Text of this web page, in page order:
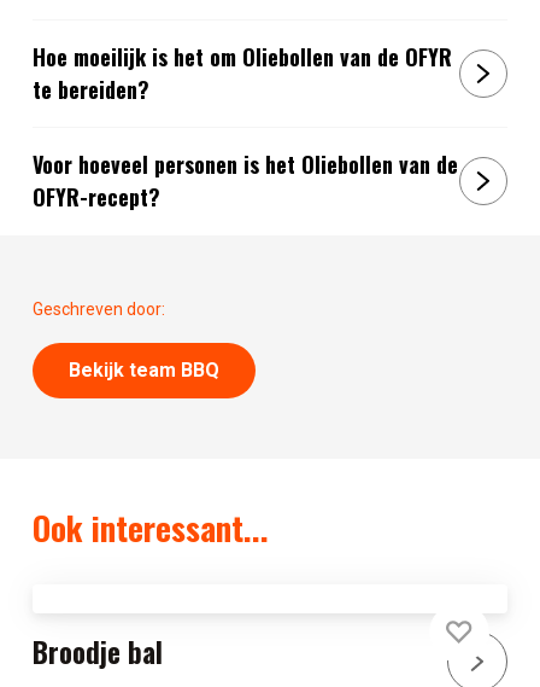
Hoe moeilijk is het om Oliebollen van de OFYR
te bereiden?
Voor hoeveel personen is het Oliebollen van de
OFYR-recept?
Geschreven door:
Bekijk team BBQ
Ook interessant...
Broodje bal